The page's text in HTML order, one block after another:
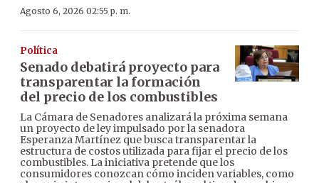
Agosto 6, 2026 02:55 p. m.
Política
Senado debatirá proyecto para
transparentar la formación
del precio de los combustibles
La Cámara de Senadores analizará la próxima semana
un proyecto de ley impulsado por la senadora
Esperanza Martínez que busca transparentar la
estructura de costos utilizada para fijar el precio de los
combustibles. La iniciativa pretende que los
consumidores conozcan cómo inciden variables, como